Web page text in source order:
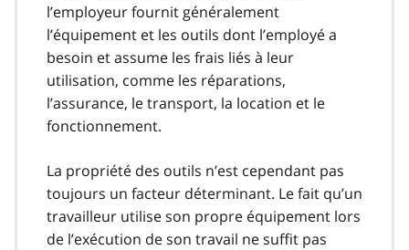
l’employeur fournit généralement
l’équipement et les outils dont l’employé a
besoin et assume les frais liés à leur
utilisation, comme les réparations,
l’assurance, le transport, la location et le
fonctionnement.
La propriété des outils n’est cependant pas
toujours un facteur déterminant. Le fait qu’un
travailleur utilise son propre équipement lors
de l’exécution de son travail ne suffit pas